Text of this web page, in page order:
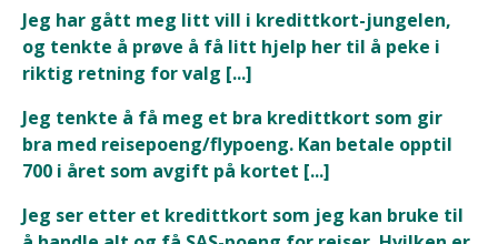
Jeg har gått meg litt vill i kredittkort-jungelen,
og tenkte å prøve å få litt hjelp her til å peke i
riktig retning for valg [...]
Jeg tenkte å få meg et bra kredittkort som gir
bra med reisepoeng/flypoeng. Kan betale opptil
700 i året som avgift på kortet [...]
Jeg ser etter et kredittkort som jeg kan bruke til